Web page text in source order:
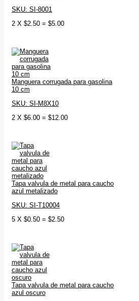
SKU: SI-8001
2 X $2.50 = $5.00
Manguera corrugada para gasolina
10 cm
SKU: SI-M8X10
2 X $6.00 = $12.00
Tapa valvula de metal para caucho
azul metalizado
SKU: SI-T10004
5 X $0.50 = $2.50
Tapa valvula de metal para caucho
azul oscuro